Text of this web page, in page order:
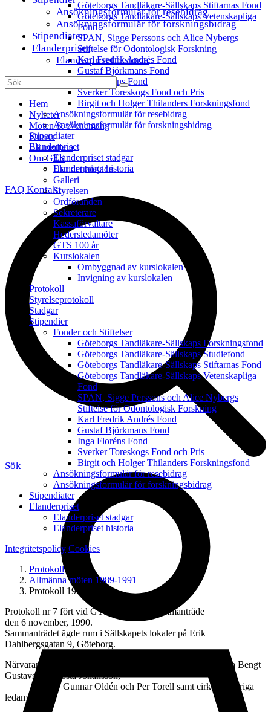
Göteborgs Tandläkare-Sällskaps Stiftarnas Fond
Göteborgs Tandläkare-Sällskaps Vetenskapliga
Fond
SPAN, Sigge Perssons och Alice Nybergs
Stiftelse för Odontologisk Forskning
Karl Fredrik Andrés Fond
Gustaf Björkmans Fond
Inga Floréns Fond
Sverker Toreskogs Fond och Pris
Birgit och Holger Thilanders Forskningsfond
Ansökningsformulär för resebidrag
Ansökningsformulär för forskningsbidrag
Stipendiater
Elanderpriset
Elanderpriset stadgar
Elanderpriset historia
FAQ Kontakt
Sök
Ansökningsformulär för resebidrag
Ansökningsformulär för forskningsbidrag
Stipendiater
Elanderpriset
Elanderpriset historia
Hem
Nyheter
Möten & evenemang
Kurser
Bli medlem
Om GTS
Hur det började
Galleri
Styrelsen
Ordföranden
Sekreterare
Kassaförvaltare
Hedersledamöter
GTS 100 år
Kurslokalen
Ombyggnad av kurslokalen
Invigning av kurslokalen
Protokoll
Styrelseprotokoll
Stadgar
Stipendier
Fonder och Stiftelser
Göteborgs Tandläkare-Sällskaps Forskningsfond
Göteborgs Tandläkare-Sällskaps Studiefond
Göteborgs Tandläkare-Sällskaps Stiftarnas Fond
Göteborgs Tandläkare-Sällskaps Vetenskapliga
Fond
SPAN, Sigge Perssons och Alice Nybergs
Stiftelse för Odontologisk Forskning
Karl Fredrik Andrés Fond
Gustaf Björkmans Fond
Inga Floréns Fond
Sverker Toreskogs Fond och Pris
Birgit och Holger Thilanders Forskningsfond
Ansökningsformulär för resebidrag
Ansökningsformulär för forskningsbidrag
Stipendiater
Elanderpriset
Elanderpriset stadgar
Elanderpriset historia
Integritetspolicy Cookies
Protokoll
Allmänna möten 1989-1991
Protokoll 1990-nr-7
Protokoll nr 7 fört vid GTS´s ordinarie sammanträde
den 6 november, 1990.
Sammanträdet ägde rum i Sällskapets lokaler på Erik
Dahlbergsgatan 9, Göteborg.
Närvarande: Ordföranden Sören Sagne, hedersledamöterna Bengt
Gustavsson, Gösta Johansson,
Gunnar Oldén och Per Torell samt cirka 50 övriga
ledamöter